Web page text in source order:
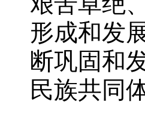
形成和发
断巩固和
民族共同